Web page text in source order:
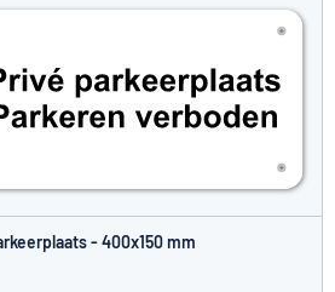
- 400x150 mm